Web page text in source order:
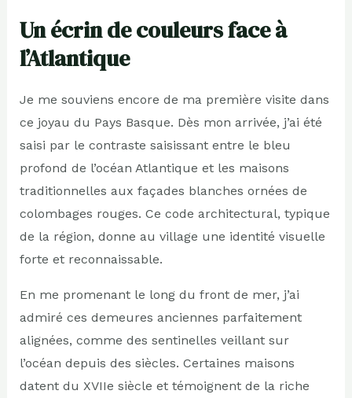
Un écrin de couleurs face à
l’Atlantique
Je me souviens encore de ma première visite dans
ce joyau du Pays Basque. Dès mon arrivée, j’ai été
saisi par le contraste saisissant entre le bleu
profond de l’océan Atlantique et les maisons
traditionnelles aux façades blanches ornées de
colombages rouges. Ce code architectural, typique
de la région, donne au village une identité visuelle
forte et reconnaissable.
En me promenant le long du front de mer, j’ai
admiré ces demeures anciennes parfaitement
alignées, comme des sentinelles veillant sur
l’océan depuis des siècles. Certaines maisons
datent du XVIIe siècle et témoignent de la riche